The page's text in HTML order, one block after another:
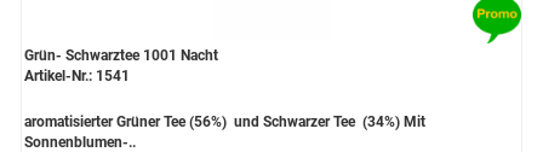
Grün- Schwarztee 1001 Nacht
Artikel-Nr.: 1541
aromatisierter Grüner Tee (56%) und Schwarzer Tee (34%) Mit
Sonnenblumen-..